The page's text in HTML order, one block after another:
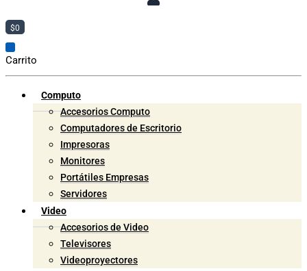
$0
Carrito
Computo
Accesorios Computo
Computadores de Escritorio
Impresoras
Monitores
Portátiles Empresas
Servidores
Video
Accesorios de Video
Televisores
Videoproyectores